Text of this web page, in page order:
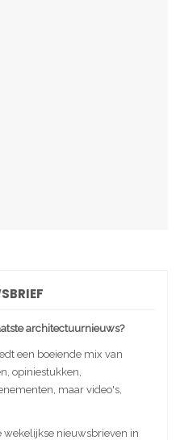
architectuurnieuws?
een boeiende mix van
opiniestukken,
maar video's,
wekelijkse nieuwsbrieven in